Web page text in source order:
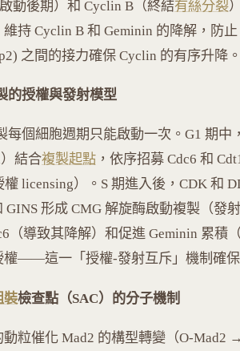
動後期）和 Cyclin B（終結有絲分裂
持 Cyclin B 和 Geminin 的降解，防
之間的接力確保 Cyclin 的有序升降。
的授權與發射模型
每個細胞週期只能啟動一次。G1 期中
結合複製起點 ，依序招募 Cdc6 和
權 licensing）。S 期進入後，CDK 和
GINS 形成 CMG 解旋酶啟動複製（發
（導致其降解）和促進 Geminin 累積
權——這一「授權-發射互斥」機制確保
裝檢查點（SAC）的分子機制
粒催化 Mad2 的構型轉變（O-Mad2